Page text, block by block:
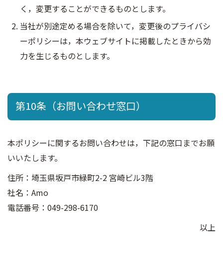
く，変更することができるものとします。
当社が別途定める場合を除いて，変更後のプライバシ
ーポリシーは，本ウェブサイトに掲載したときから効
力を生じるものとします。
第10条（お問い合わせ窓口）
本ポリシーに関するお問い合わせは，下記の窓口までお願
いいたします。
住所：埼玉県坂戸市緑町2-2 宮崎ビル3階
社名：Amo
電話番号：049-298-6170
以上